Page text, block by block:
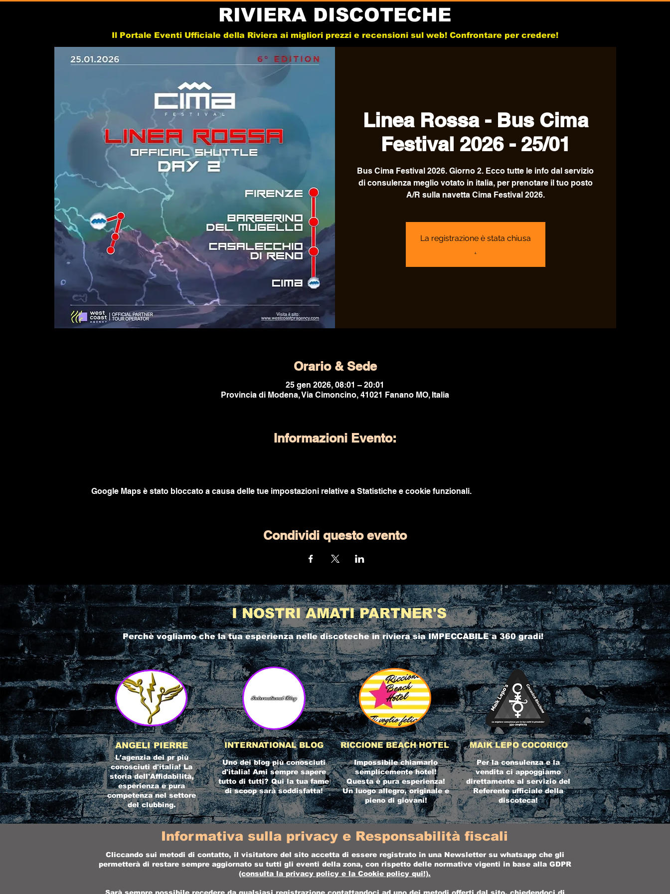
RIVIERA DISCOTECHE
Il Portale Eventi Ufficiale della Riviera ai migliori prezzi e recensioni sul web! Confrontare per credere!
Linea Rossa - Bus Cima
Festival 2026 - 25/01
Bus Cima Festival 2026. Giorno 2. Ecco tutte le info dal servizio
di consulenza meglio votato in italia, per prenotare il tuo posto
A/R sulla navetta Cima Festival 2026.
La registrazione è stata chiusa
.
Orario & Sede
25 gen 2026, 08:01 – 20:01
Provincia di Modena, Via Cimoncino, 41021 Fanano MO, Italia
Informazioni Evento:
Google Maps è stato bloccato a causa delle tue impostazioni relative a Statistiche e cookie funzionali.
Condividi questo evento
I NOSTRI AMATI PARTNER'S
Perchè vogliamo che la tua esperienza nellediscoteche in rivierasia IMPECCABILE a 360 gradi!
ANGELI PIERRE
L'agenzia dei pr più
conosciuti d'italia! La
storia dell'Affidabilità,
esperienza e pura
competenza nel settore
del clubbing.
INTERNATIONAL BLOG
Uno dei blog più conosciuti
d'italia! Ami sempre sapere
tutto di tutti? Qui la tua fame
di scoop sarà soddisfatta!
RICCIONE BEACH HOTEL
Impossibile chiamarlo
semplicemente hotel!
Questa è pura esperienza!
Un luogo allegro, originale e
pieno di giovani!
MAIK LEPO COCORICO
Per la consulenza e la
vendita ci appoggiamo
direttamente al servizio del
Referente ufficiale della
discoteca!
Informativa sulla privacy e Responsabilità fiscali
Cliccando sui metodi di contatto, il visitatore del sito accetta di essere registrato in una Newsletter su whatsapp che gli
permetterà di restare sempre aggiornato su tutti gli eventi della zona, con rispetto delle normative vigenti in base alla GDPR
(consulta la privacy policy e la Cookie policy qui!).